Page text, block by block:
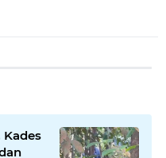
Kades